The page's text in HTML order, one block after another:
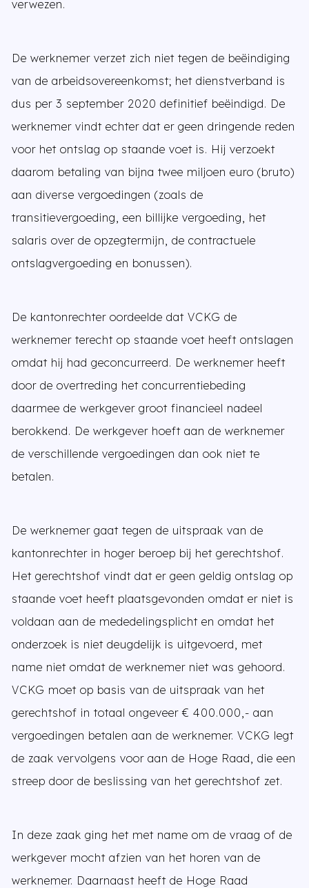
verwezen.
De werknemer verzet zich niet tegen de beëindiging
van de arbeidsovereenkomst; het dienstverband is
dus per 3 september 2020 definitief beëindigd. De
werknemer vindt echter dat er geen dringende reden
voor het ontslag op staande voet is. Hij verzoekt
daarom betaling van bijna twee miljoen euro (bruto)
aan diverse vergoedingen (zoals de
transitievergoeding, een billijke vergoeding, het
salaris over de opzegtermijn, de contractuele
ontslagvergoeding en bonussen).
De kantonrechter oordeelde dat VCKG de
werknemer terecht op staande voet heeft ontslagen
omdat hij had geconcurreerd. De werknemer heeft
door de overtreding het concurrentiebeding
daarmee de werkgever groot financieel nadeel
berokkend. De werkgever hoeft aan de werknemer
de verschillende vergoedingen dan ook niet te
betalen.
De werknemer gaat tegen de uitspraak van de
kantonrechter in hoger beroep bij het gerechtshof.
Het gerechtshof vindt dat er geen geldig ontslag op
staande voet heeft plaatsgevonden omdat er niet is
voldaan aan de mededelingsplicht en omdat het
onderzoek is niet deugdelijk is uitgevoerd, met
name niet omdat de werknemer niet was gehoord.
VCKG moet op basis van de uitspraak van het
gerechtshof in totaal ongeveer € 400.000,- aan
vergoedingen betalen aan de werknemer. VCKG legt
de zaak vervolgens voor aan de Hoge Raad, die een
streep door de beslissing van het gerechtshof zet.
In deze zaak ging het met name om de vraag of de
werkgever mocht afzien van het horen van de
werknemer. Daarnaast heeft de Hoge Raad